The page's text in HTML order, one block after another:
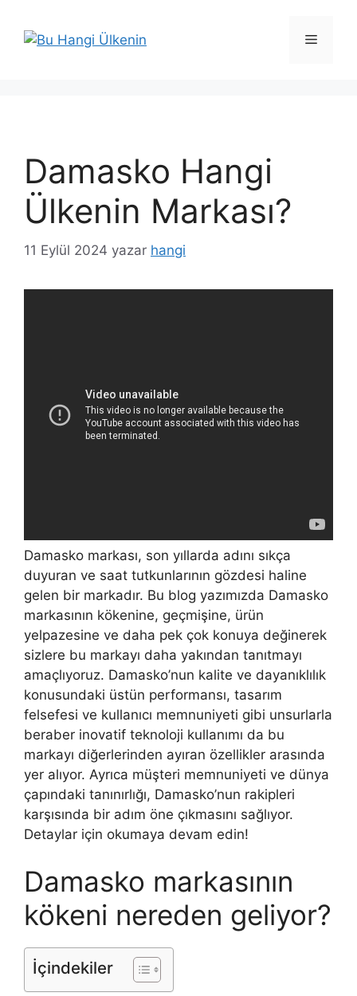
Menü
Damasko Hangi
Ülkenin Markası?
11 Eylül 2024 yazar hangi
Damasko markası, son yıllarda adını sıkça
duyuran ve saat tutkunlarının gözdesi haline
gelen bir markadır. Bu blog yazımızda Damasko
markasının kökenine, geçmişine, ürün
yelpazesine ve daha pek çok konuya değinerek
sizlere bu markayı daha yakından tanıtmayı
amaçlıyoruz. Damasko’nun kalite ve dayanıklılık
konusundaki üstün performansı, tasarım
felsefesi ve kullanıcı memnuniyeti gibi unsurlarla
beraber inovatif teknoloji kullanımı da bu
markayı diğerlerinden ayıran özellikler arasında
yer alıyor. Ayrıca müşteri memnuniyeti ve dünya
çapındaki tanınırlığı, Damasko’nun rakipleri
karşısında bir adım öne çıkmasını sağlıyor.
Detaylar için okumaya devam edin!
Damasko markasının
kökeni nereden geliyor?
İçindekiler